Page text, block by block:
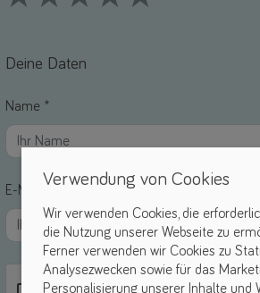
Deine Daten
Name *
E-Mail *
Verwendung von Cookies
Wir verwenden Cookies, die
die Nutzung unserer Webseite zu
Ferner verwenden wir Cookies zu
Analysezwecken sowie für das
Personalisierung unserer Inhalte und